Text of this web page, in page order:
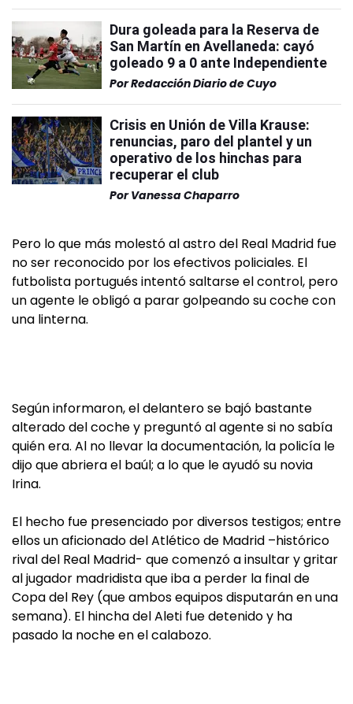
Dura goleada para la Reserva de
San Martín en Avellaneda: cayó
goleado 9 a 0 ante Independiente
PorRedacción Diario de Cuyo
Crisis en Unión de Villa Krause:
renuncias, paro del plantel y un
operativo de los hinchas para
recuperar el club
Por Vanessa Chaparro
Pero lo que más molestó al astro del Real Madrid fue
no ser reconocido por los efectivos policiales. El
futbolista portugués intentó saltarse el control, pero
un agente le obligó a parar golpeando su coche con
una linterna.
Según informaron, el delantero se bajó bastante
alterado del coche y preguntó al agente si no sabía
quién era. Al no llevar la documentación, la policía le
dijo que abriera el baúl; a lo que le ayudó su novia
Irina.
El hecho fue presenciado por diversos testigos; entre
ellos un aficionado del Atlético de Madrid –histórico
rival del Real Madrid- que comenzó a insultar y gritar
al jugador madridista que iba a perder la final de
Copa del Rey (que ambos equipos disputarán en una
semana). El hincha del Aleti fue detenido y ha
pasado la noche en el calabozo.